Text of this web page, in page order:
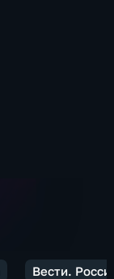
Вести.